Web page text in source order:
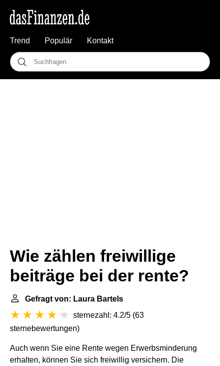
Trend Populär Kontakt
Wie zählen freiwillige
beiträge bei der rente?
Gefragt von: Laura Bartels
sternezahl: 4.2/5 (63
sternebewertungen)
Auch wenn Sie eine Rente wegen Erwerbsminderung
erhalten, können Sie sich freiwillig versichern. Die